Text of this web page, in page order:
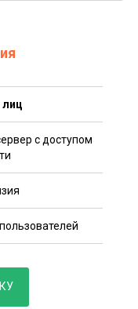
лиц
с доступом